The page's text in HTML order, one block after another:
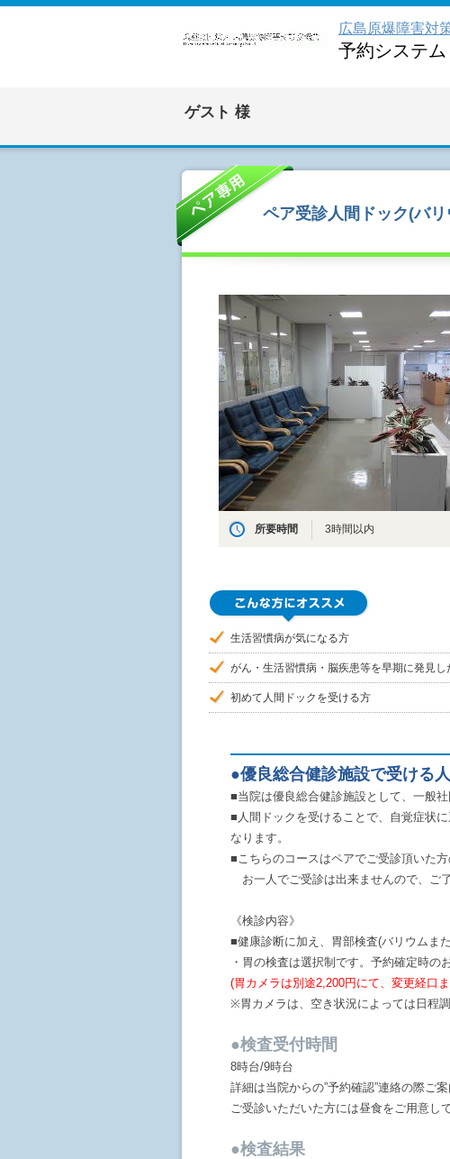
広島原爆障害対
予約システム
ゲスト 様
ペア受診人間ドック(バ
所要時間 3時間以内
生活習慣病が気になる方
がん・生活習慣病・脳疾患等を早期に発見し
初めて人間ドックを受ける方
●優良総合健診施設で受ける
■当院は優良総合健診施設として、一般
■人間ドックを受けることで、自覚症状
なります。
■こちらのコースはペアでご受診頂いた方
お一人でご受診は出来ませんので、ご了
《検診内容》
■健康診断に加え、胃部検査(バリウムま
・胃の検査は選択制です。予約確定時の
(胃カメラは別途2,200円にて、変更経口
※胃カメラは、空き状況によっては日程
●検査受付時間
8時台/9時台
詳細は当院からの”予約確認”連絡の際ご
ご受診いただいた方には昼食をご用意
●検査結果